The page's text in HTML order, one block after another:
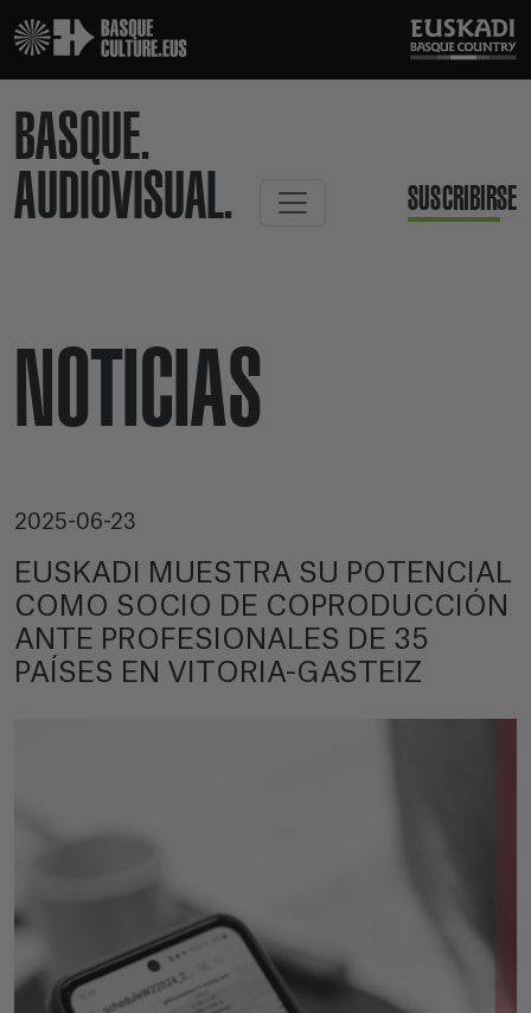
BASQUE.
AUDIOVISUAL.
SUSCRIBIRSE
NOTICIAS
2025-06-23
EUSKADI MUESTRA SU POTENCIAL
COMO SOCIO DE COPRODUCCIÓN
ANTE PROFESIONALES DE 35
PAÍSES EN VITORIA-GASTEIZ